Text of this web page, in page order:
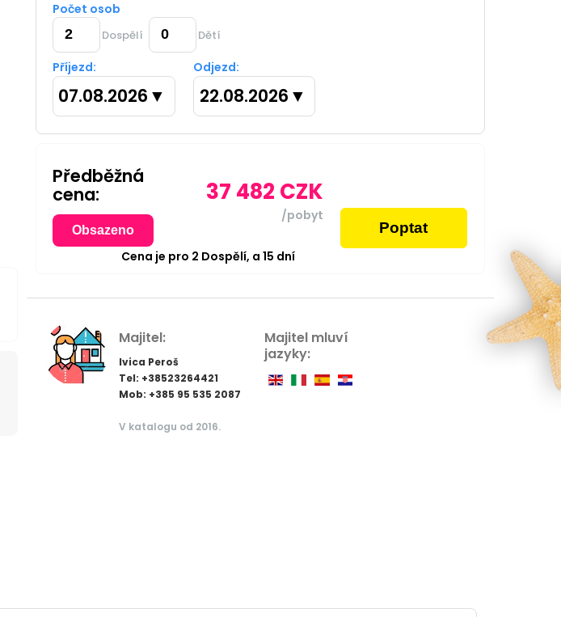
Počet osob
Dospělí Dětí
Příjezd:
07.08.2026 ▼
Odjezd:
22.08.2026 ▼
Předběžná
cena:
Obsazeno
37 482 CZK
/pobyt
Poptat
Cena je pro 2 Dospělí, a15 dní
Majitel:
Ivica Peroš
Tel: +38523264421
Mob: +385 95 535 2087
V katalogu od 2016.
Majitel mluví
jazyky: